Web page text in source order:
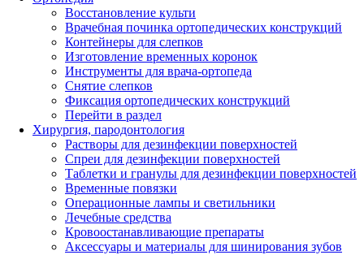
Восстановление культи
Врачебная починка ортопедических конструкций
Контейнеры для слепков
Изготовление временных коронок
Инструменты для врача-ортопеда
Снятие слепков
Фиксация ортопедических конструкций
Перейти в раздел
Хирургия, пародонтология
Растворы для дезинфекции поверхностей
Спреи для дезинфекции поверхностей
Таблетки и гранулы для дезинфекции поверхностей
Временные повязки
Операционные лампы и светильники
Лечебные средства
Кровоостанавливающие препараты
Аксессуары и материалы для шинирования зубов